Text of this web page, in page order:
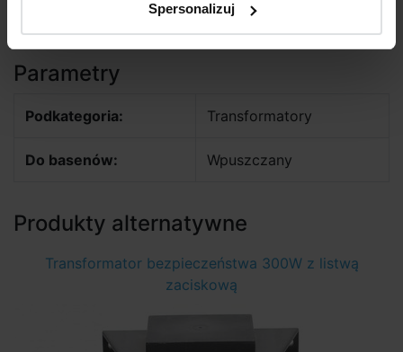
Spersonalizuj
Montaż urządzenia może wykonać tylko osoba do
tego uprawniona !!!
Parametry
Podkategoria: Transformatory
Do basenów: Wpuszczany
Produkty alternatywne
Transformator bezpieczeństwa 300W z listwą
zaciskową